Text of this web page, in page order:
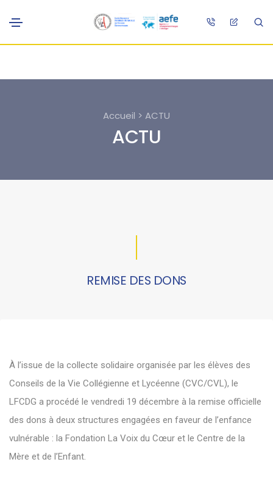
Accueil > ACTU
ACTU
REMISE DES DONS
À l’issue de la collecte solidaire organisée par les élèves des
Conseils de la Vie Collégienne et Lycéenne (CVC/CVL), le
LFCDG a procédé le vendredi 19 décembre à la remise officielle
des dons à deux structures engagées en faveur de l’enfance
vulnérable : la Fondation La Voix du Cœur et le Centre de la
Mère et de l’Enfant.